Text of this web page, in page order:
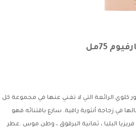
75مل
الرائعة التي لا تغني عنها في مجموعة كل
في زجاجة أنثوية راقية. سارع باقتنائه فهو
البليا ، ثمانية البرقوق ، وطن موس .عطر